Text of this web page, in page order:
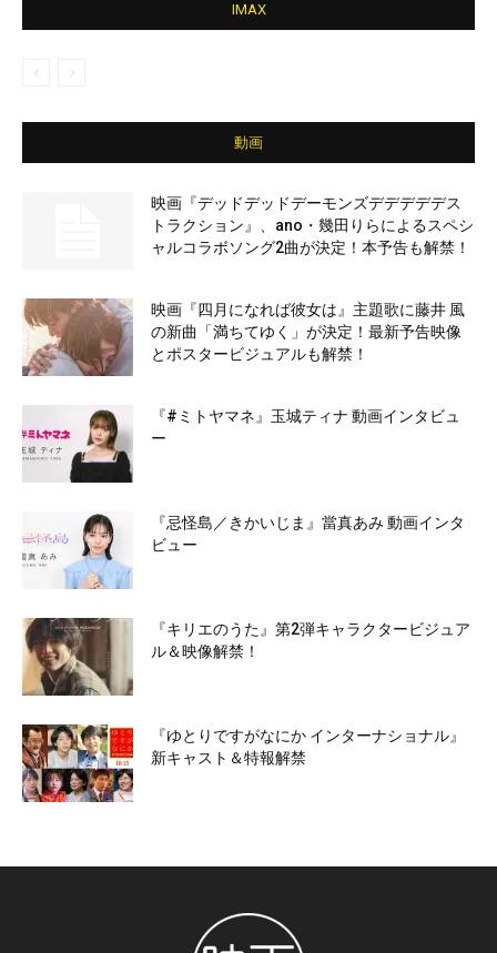
IMAX
動画
映画『デッドデッドデーモンズデデデデデス
トラクション』、ano・幾田りらによるスペシ
ャルコラボソング2曲が決定！本予告も解禁！
映画『四月になれば彼女は』主題歌に藤井 風
の新曲「満ちてゆく」が決定！最新予告映像
とポスタービジュアルも解禁！
『#ミトヤマネ』玉城ティナ 動画インタビュ
ー
『忌怪島／きかいじま』當真あみ 動画インタ
ビュー
『キリエのうた』第2弾キャラクタービジュア
ル＆映像解禁！
『ゆとりですがなにか インターナショナル』
新キャスト＆特報解禁